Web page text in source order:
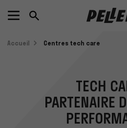
Accueil Centres tech care
TECH
PARTENAIRE